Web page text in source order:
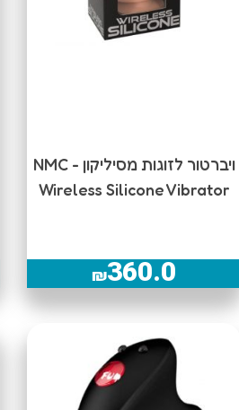
ויברטור לזוגות מסיליקון NMC -
Wireless Silicone Vibrator
₪360.0